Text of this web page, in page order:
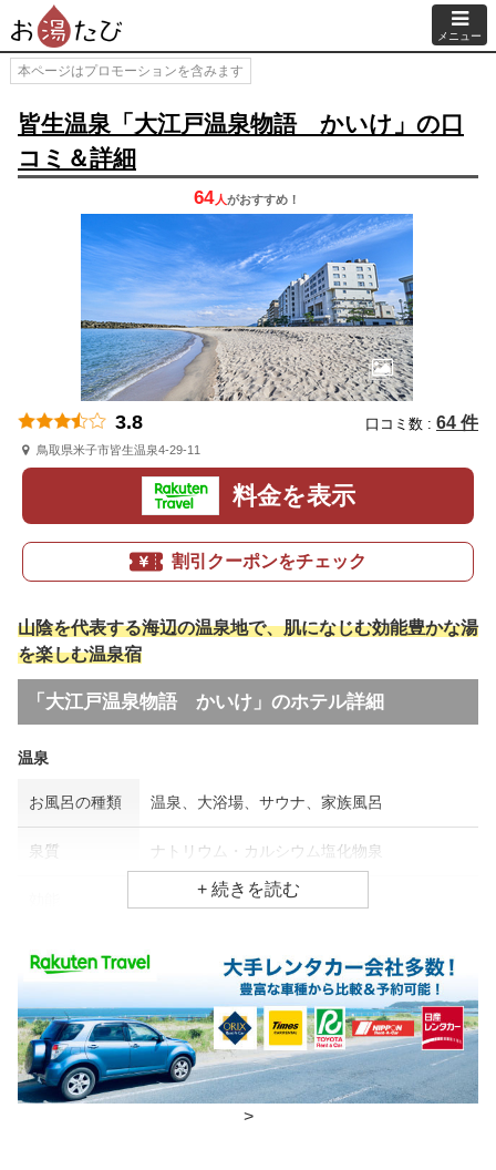
メニュー
本ページはプロモーションを含みます
皆生温泉「大江戸温泉物語 かいけ」の口
コミ＆詳細
64 人がおすすめ！
3.8 口コミ数 : 64 件
鳥取県米子市皆生温泉4-29-11
料金を表示
割引クーポンをチェック
山陰を代表する海辺の温泉地で、肌になじむ効能豊かな湯
を楽しむ温泉宿
「大江戸温泉物語 かいけ」のホテル詳細
温泉
お風呂の種類 温泉、大浴場、サウナ、家族風呂
泉質 ナトリウム・カルシウム塩化物泉
外傷、冷え性
食事場所
朝食 レストラン(バイキング)
夕食 レストラン(バイキング)
チェックイン・チェックアウト時間
>